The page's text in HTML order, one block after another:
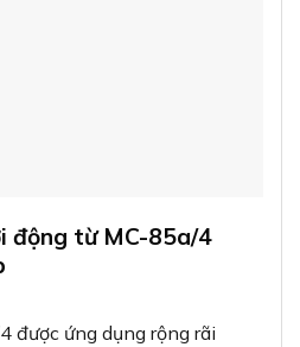
động từ MC-85a/4
được ứng dụng rộng rãi